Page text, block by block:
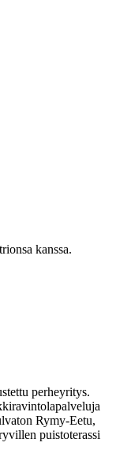
kanssa.
perheyritys.
Rymy-Eetu,
puistoterassi